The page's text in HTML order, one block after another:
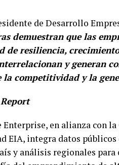
de Desarrollo
demuestran que las
de resiliencia,
y generan
competitividad y la
en alianza con
EIA, integra datos
y análisis regionales para